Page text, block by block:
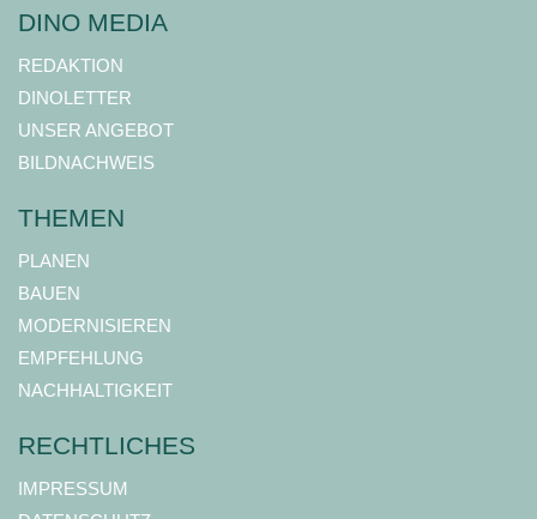
DINO MEDIA
REDAKTION
DINOLETTER
UNSER ANGEBOT
BILDNACHWEIS
THEMEN
PLANEN
BAUEN
MODERNISIEREN
EMPFEHLUNG
NACHHALTIGKEIT
RECHTLICHES
IMPRESSUM